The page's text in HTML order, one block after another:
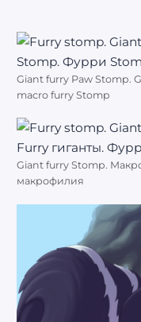
Giant furry Paw Stomp.
macro furry Stomp
Giant furry Stomp.
макрофилия